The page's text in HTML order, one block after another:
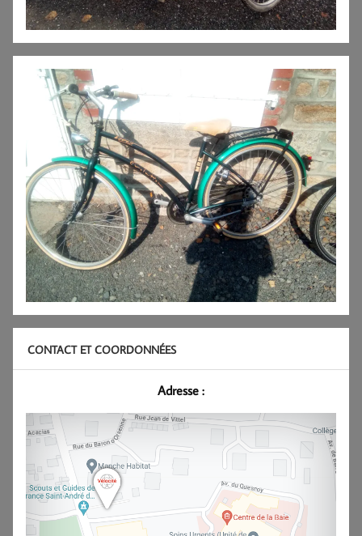
CONTACT ET COORDONNÉES
Adresse :